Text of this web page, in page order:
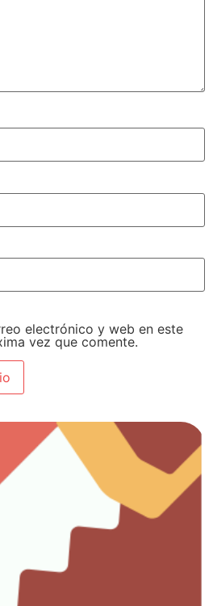
electrónico y web en este
vez que comente.
Carpintería
para el trabajo con madera.